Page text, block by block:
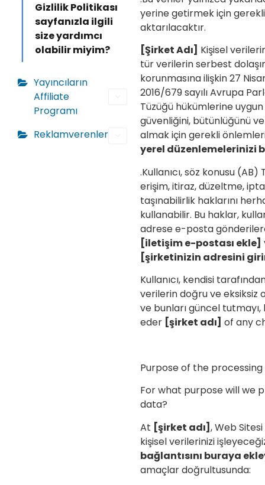
Gizlilik Politikası
sayfanızla ilgili
size yardımcı
olabilir miyim?
Yayıncıların
Affiliate
Programı
Reklamverenler
yerine getirmek için
aktarılacaktır.
[Şirket Adı] Kişisel
tür verilerin serbest
korunmasına ilişkin 27
2016/679 sayılı Avrupa
Tüzüğü hükümlerine
güvenliğini, bütünlüğünü
almak için gerekli
yerel düzenlemelerinizi
.Kullanıcı, söz konusu
erişim, itiraz, düzeltme,
taşınabilirlik haklarını
kullanabilir. Bu haklar,
adrese e-posta
[iletişim e-postası ekle]
[şirketinizin adresini
Kullanıcı, kendisi
verilerin doğru ve eksiksiz
ve bunları güncel
eder [şirket adı] of any
Purpose of the
For what purpose will we
data?
At [şirket adı] , Web
kişisel verilerinizi
bağlantısını buraya
amaçlar doğrultusunda: